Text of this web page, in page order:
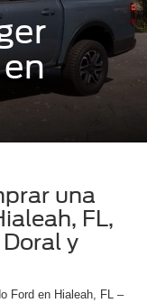
una
FL,
y
Ford en Hialeah, FL –